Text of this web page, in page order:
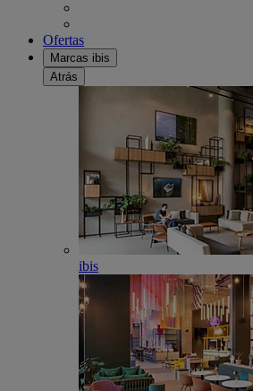
Ofertas
Marcas ibis
Atrás
ibis